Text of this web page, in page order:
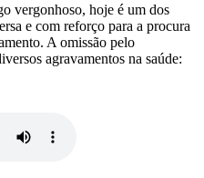
vergonhoso, hoje é um dos
e com reforço para a procura
A omissão pelo
agravamentos na saúde: